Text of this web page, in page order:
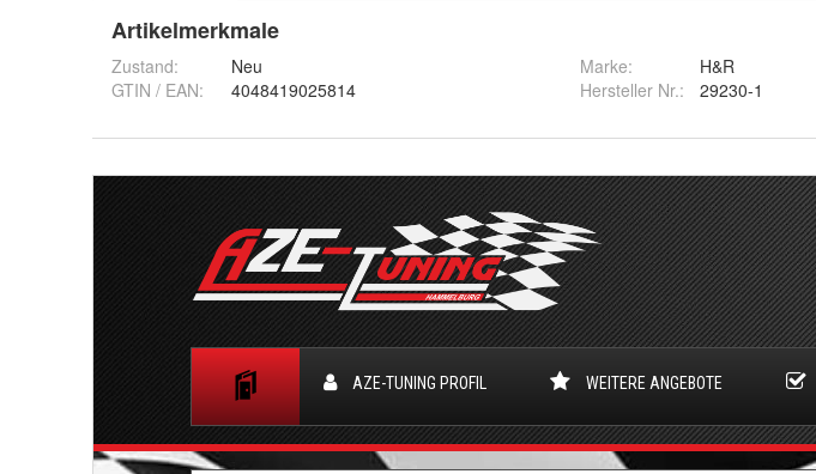
Artikelmerkmale
Zustand:
Neu
GTIN / EAN:
4048419025814
Marke:
H&R
Hersteller Nr.:
29230-1